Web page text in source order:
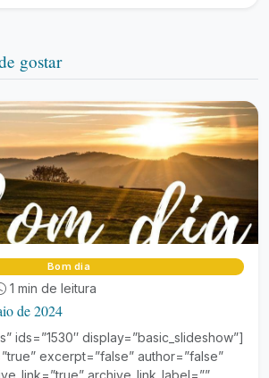
gostar
Bom dia
1 min de leitura
de 2024
ids=”1530″ display=”basic_slideshow”]
excerpt=”false” author=”false”
archive_link_label=””